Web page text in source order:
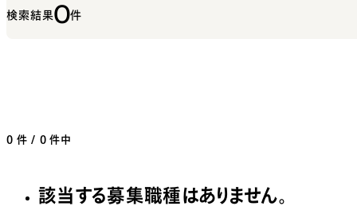
検索結果0件
0 件 / 0 件中
該当する募集職種はありません。